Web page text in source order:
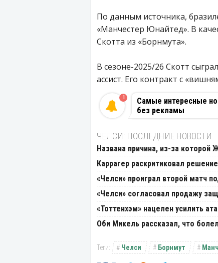
По данным источника,
«Манчестер Юнайтед». В
Скотта из «Борнмута».
В сезоне-2025/26 Скотт
ассист. Его контракт с
Самые интересные
без рекламы
1
ЧЕЛСИ: ПОСЛЕДНИЕ НОВОСТИ
Названа причина, из-за
Каррагер раскритиковал
«Челси» проиграл второй матч
«Челси» согласовал продажу
«Тоттенхэм» нацелен усилить
Оби Микель рассказал, что
Челси Борнмут